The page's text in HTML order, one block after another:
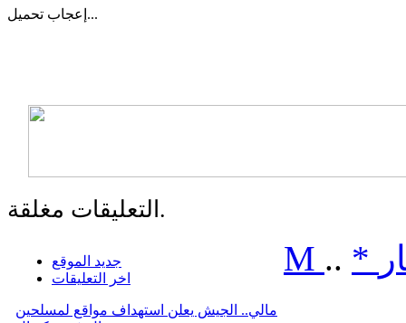
إعجاب تحميل...
التعليقات مغلقة.
جديد الموقع
اخر التعليقات
مالي.. الجيش يعلن استهداف مواقع لمسلحين
M .. *